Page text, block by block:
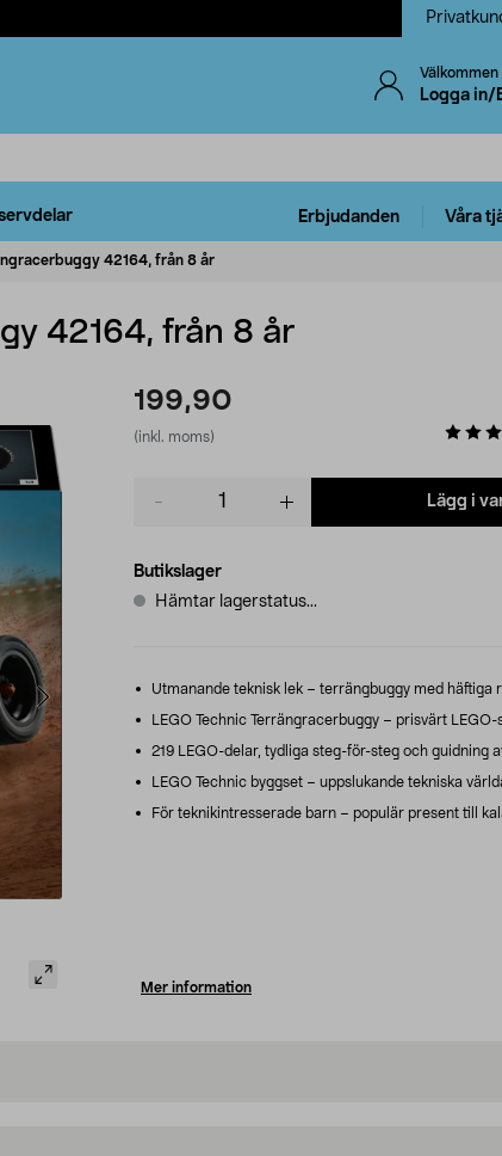
Välkommen
Logga in/
Erbjudanden Våra
42164, från 8 år
42164, från 8 år
199,90
(inkl. moms)
Lägg i
Butikslager
Hämtar lagerstatus...
Utmanande teknisk lek – terrängbuggy med häftiga
LEGO Technic Terrängracerbuggy – prisvärt
219 LEGO-delar, tydliga steg-för-steg och guidning
LEGO Technic byggset – uppslukande tekniska
För teknikintresserade barn – populär present till
Mer information